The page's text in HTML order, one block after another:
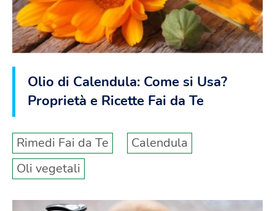
Olio di Calendula: Come si Usa?
Proprietà e Ricette Fai da Te
Rimedi Fai da Te
Calendula
Oli vegetali